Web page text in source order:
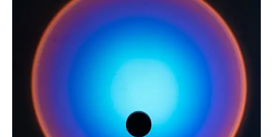
هو:
EGP350.
هو:
EGP250.